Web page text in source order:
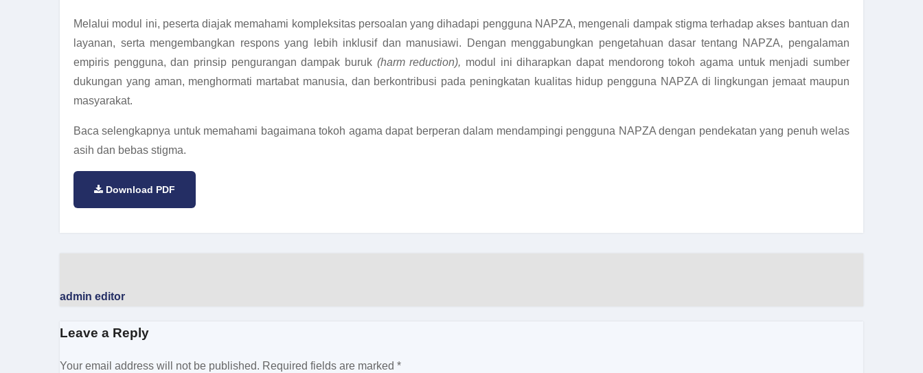
Melalui modul ini, peserta diajak memahami kompleksitas persoalan yang dihadapi pengguna NAPZA, mengenali dampak stigma terhadap akses bantuan dan
layanan, serta mengembangkan respons yang lebih inklusif dan manusiawi. Dengan menggabungkan pengetahuan dasar tentang NAPZA, pengalaman
empiris pengguna, dan prinsip pengurangan dampak buruk (harm reduction), modul ini diharapkan dapat mendorong tokoh agama untuk menjadi sumber
dukungan yang aman, menghormati martabat manusia, dan berkontribusi pada peningkatan kualitas hidup pengguna NAPZA di lingkungan jemaat maupun
masyarakat.
Baca selengkapnya untuk memahami bagaimana tokoh agama dapat berperan dalam mendampingi pengguna NAPZA dengan pendekatan yang penuh welas
asih dan bebas stigma.
Download PDF
admin editor
Leave a Reply
Your email address will not be published. Required fields are marked *